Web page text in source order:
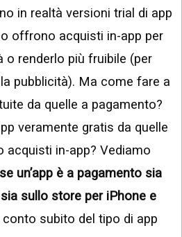
in realtà versioni trial di app
offrono acquisti in-app per
renderlo più fruibile (per
pubblicità). Ma come fare a
da quelle a pagamento?
veramente gratis da quelle
in-app? Vediamo
un’app è a pagamento sia
sullo store per iPhone e
subito del tipo di app